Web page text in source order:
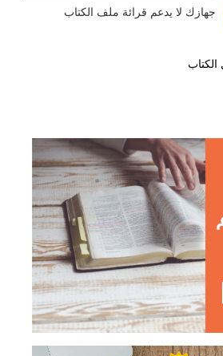
جهازك لا يدعم قرائة ملف الكتاب
الكتاب